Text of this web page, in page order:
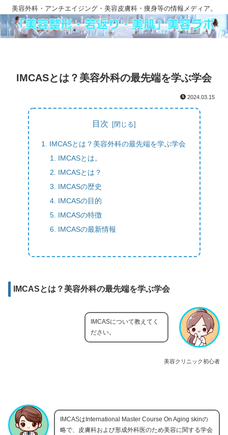
美容外科・アンチエイジング・美容皮膚科・痩身等の情報メディア。
IMCASとは？美容外科の最先端を学ぶ学会
2024.03.15
目次
IMCASとは？美容外科の最先端を学ぶ学会
IMCASとは。
IMCASとは？
IMCASの歴史
IMCASの目的
IMCASの特徴
IMCASの最新情報
IMCASとは？美容外科の最先端を学ぶ学会
美容クリニック初心者
IMCASについて教えてく
ださい。
IMCASはInternational Master Course On Aging skinの
略で、皮膚科および形成外科医のため美容に関する学会